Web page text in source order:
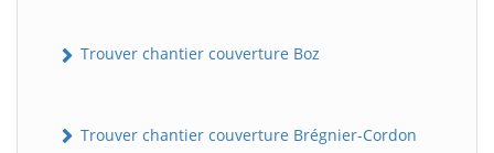
Trouver chantier couverture Boz
Trouver chantier couverture Brégnier-Cordon